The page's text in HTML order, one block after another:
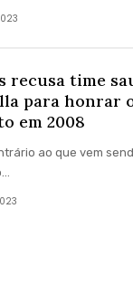
recusa time
para honrar
em 2008
ao que vem